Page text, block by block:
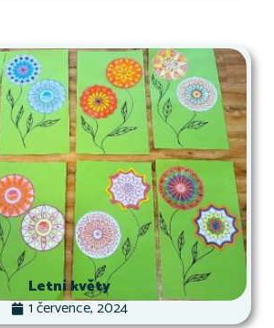
Letní květy
1 července, 2024